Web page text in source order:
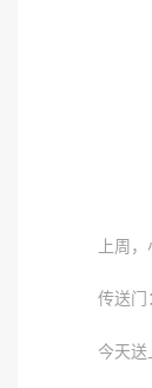
上周
传送门
今天